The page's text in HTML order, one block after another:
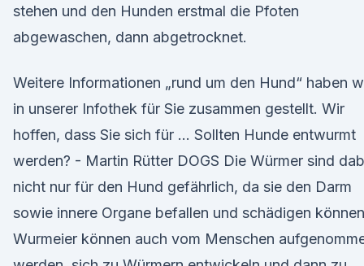
stehen und den Hunden erstmal die Pfoten
abgewaschen, dann abgetrocknet.
Weitere Informationen „rund um den Hund“ haben
in unserer Infothek für Sie zusammen gestellt. Wir
hoffen, dass Sie sich für … Sollten Hunde entwurmt
werden? - Martin Rütter DOGS Die Würmer sind
nicht nur für den Hund gefährlich, da sie den Darm
sowie innere Organe befallen und schädigen
Wurmeier können auch vom Menschen